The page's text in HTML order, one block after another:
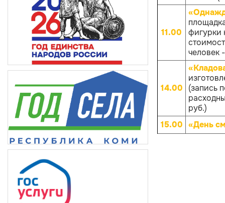
11.00
фигурки
человек
14.00
(запись
руб.)
15.00 «День